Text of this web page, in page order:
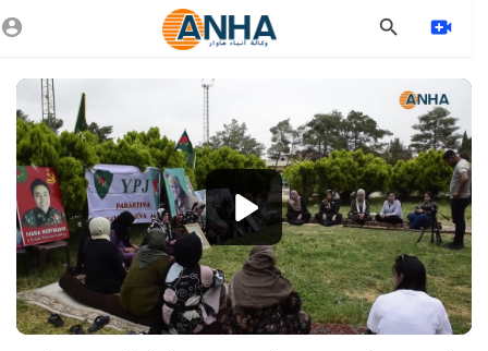
Video
Player
1080p
360p
240p